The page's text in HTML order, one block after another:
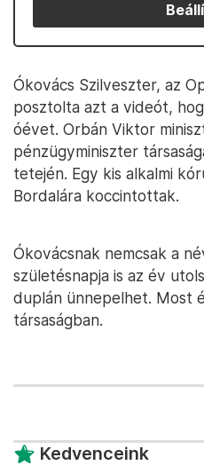
Ókovács Szilveszter, az
posztolta azt a videót,
óévet. Orbán Viktor
pénzügyminiszter
tetején. Egy kis alkalmi
Bordalára koccintottak.
Ókovácsnak nemcsak a
születésnapja is az év
duplán ünnepelhet. Most
társaságban.
Kedvenceink